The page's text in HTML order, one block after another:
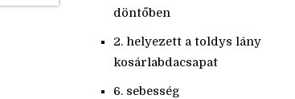
döntőben
2. helyezett a toldys lány
kosárlabdacsapat
6. sebesség